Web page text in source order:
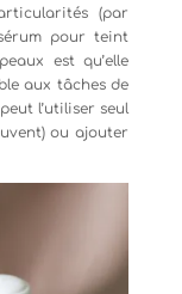
(par
pour teint
est qu’elle
aux tâches de
l’utiliser seul
ou ajouter